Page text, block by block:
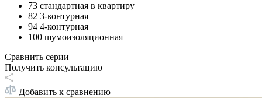
73 стандартная в квартиру
82 3-контурная
94 4-контурная
100 шумоизоляционная
Сравнить серии
Получить консультацию
Добавить к сравнению